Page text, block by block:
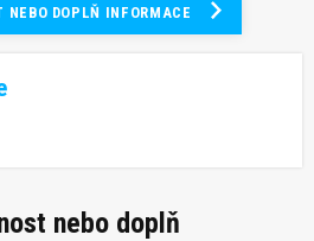
NEBO DOPLŇ INFORMACE
nebo doplň